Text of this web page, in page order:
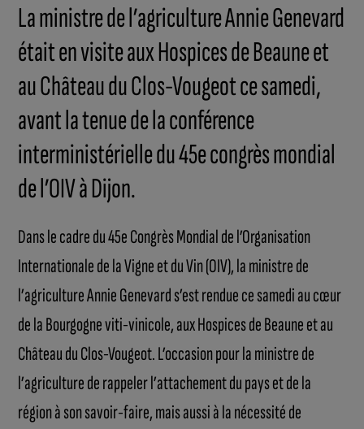
La ministre de l’agriculture Annie Genevard
était en visite aux Hospices de Beaune et
au Château du Clos-Vougeot ce samedi,
avant la tenue de la conférence
interministérielle du 45e congrès mondial
de l’OIV à Dijon.
Dans le cadre du 45e Congrès Mondial de l’Organisation
Internationale de la Vigne et du Vin (OIV), la ministre de
l’agriculture Annie Genevard s’est rendue ce samedi au cœur
de la Bourgogne viti-vinicole, aux Hospices de Beaune et au
Château du Clos-Vougeot. L’occasion pour la ministre de
l’agriculture de rappeler l’attachement du pays et de la
région à son savoir-faire, mais aussi à la nécessité de